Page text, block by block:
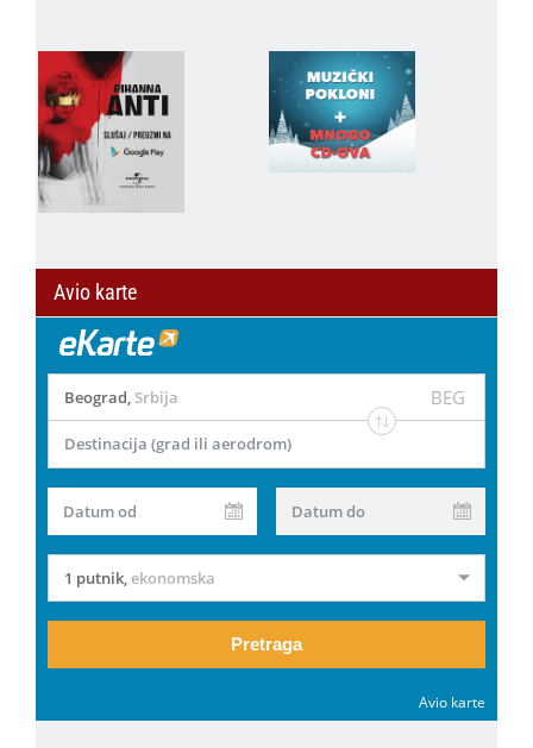
Avio karte
Beograd, Srbija BEG
Destinacija (grad ili aerodrom)
Datum od Datum do
1 putnik,ekonomska
Pretraga
Avio karte